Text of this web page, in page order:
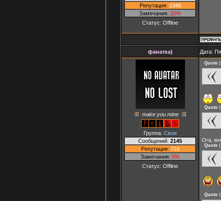
Репутация: 1346
Замечания: 20%
Статус: Offline
фанатка) Дата:
make you mine
Группа: Свои
Сообщений: 2145
Репутация: 716
Замечания: 0%
Статус: Offline
Quote (
Quote (
Ога,
Quote (
Quote (